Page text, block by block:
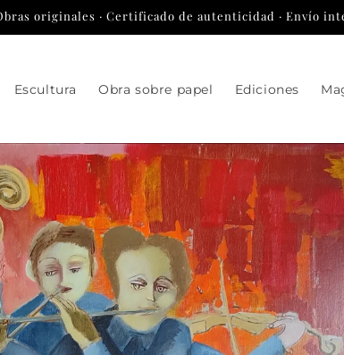
originales · Certificado de autenticidad · Envío
Escultura Obra sobre papel Ediciones